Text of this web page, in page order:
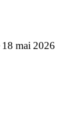
18 mai 2026